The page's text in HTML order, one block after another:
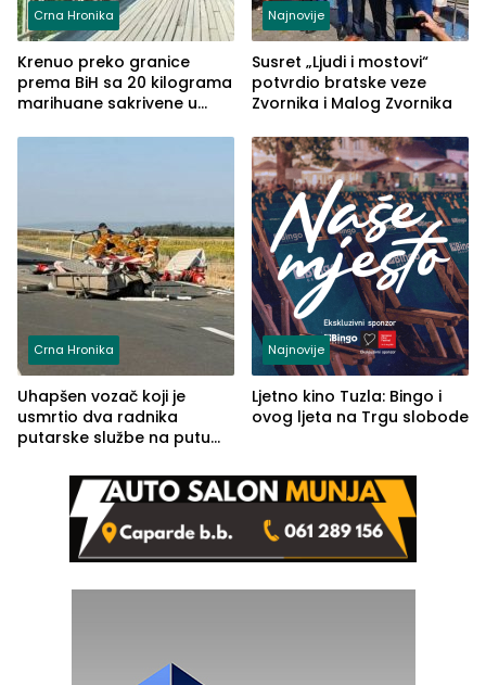
Crna Hronika
Krenuo preko granice
prema BiH sa 20 kilograma
marihuane sakrivene u
Najnovije
Susret „Ljudi i mostovi“
potvrdio bratske veze
Zvornika i Malog Zvornika
Crna Hronika
Uhapšen vozač koji je
usmrtio dva radnika
putarske službe na putu
(FOTO)
Najnovije
Ljetno kino Tuzla: Bingo i
ovog ljeta na Trgu slobode